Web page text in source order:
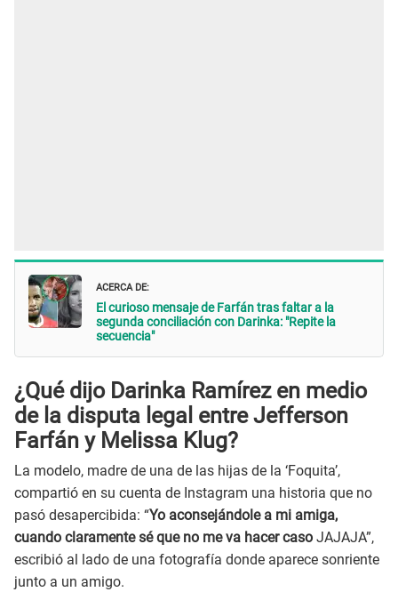
ACERCA DE:
El curioso mensaje de Farfán tras faltar a la
segunda conciliación con Darinka: "Repite la
secuencia"
¿Qué dijo Darinka Ramírez en medio
de la disputa legal entre Jefferson
Farfán y Melissa Klug?
La modelo, madre de una de las hijas de la ‘Foquita’,
compartió en su cuenta de Instagram una historia que no
pasó desapercibida: “Yo aconsejándole a mi amiga,
cuando claramente sé que no me va hacer caso JAJAJA”,
escribió al lado de una fotografía donde aparece sonriente
junto a un amigo.